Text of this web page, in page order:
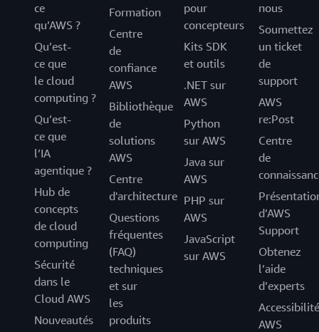
ce
qu’AWS ?
Qu’est-
ce que
le cloud
computing ?
Qu’est-
ce que
l’IA
agentique ?
Hub de
concepts
de cloud
computing
Sécurité
dans le
Cloud AWS
Nouveautés
Formation
Centre
de
confiance
AWS
Bibliothèque
de
solutions
AWS
Centre
d'architecture
Questions
fréquentes
(FAQ)
techniques
et sur
les
produits
pour
concepteurs
Kits SDK
et outils
.NET sur
AWS
Python
sur AWS
Java sur
AWS
PHP sur
AWS
JavaScript
sur AWS
nous
Soumettez
un ticket
de
support
AWS
re:Post
Centre
de
d’AWS
Support
Obtenez
l’aide
d’experts
Accessibilité
AWS